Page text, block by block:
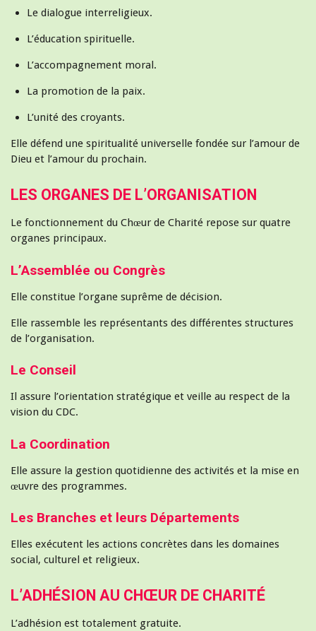
Le dialogue interreligieux.
L’éducation spirituelle.
L’accompagnement moral.
La promotion de la paix.
L’unité des croyants.
Elle défend une spiritualité universelle fondée sur l’amour de
Dieu et l’amour du prochain.
LES ORGANES DE L’ORGANISATION
Le fonctionnement du Chœur de Charité repose sur quatre
organes principaux.
L’Assemblée ou Congrès
Elle constitue l’organe suprême de décision.
Elle rassemble les représentants des différentes structures
de l’organisation.
Le Conseil
Il assure l’orientation stratégique et veille au respect de la
vision du CDC.
La Coordination
Elle assure la gestion quotidienne des activités et la mise en
œuvre des programmes.
Les Branches et leurs Départements
Elles exécutent les actions concrètes dans les domaines
social, culturel et religieux.
L’ADHÉSION AU CHŒUR DE CHARITÉ
L’adhésion est totalement gratuite.